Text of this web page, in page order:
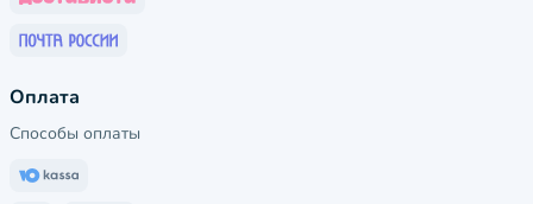
Оплата
Способы оплаты